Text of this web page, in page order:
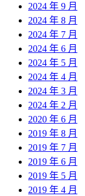
2024 年 9 月
2024 年 8 月
2024 年 7 月
2024 年 6 月
2024 年 5 月
2024 年 4 月
2024 年 3 月
2024 年 2 月
2020 年 6 月
2019 年 8 月
2019 年 7 月
2019 年 6 月
2019 年 5 月
2019 年 4 月